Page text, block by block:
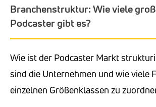
Branchenstruktur: Wie viele
Podcaster gibt es?
Wie ist der Podcaster Markt
sind die Unternehmen und wie viele
einzelnen Größenklassen zu